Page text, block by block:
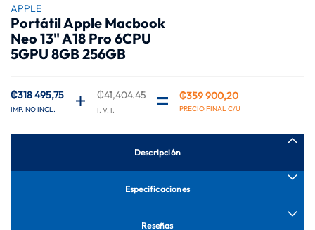
APPLE
Portátil Apple Macbook
Neo 13" A18 Pro 6CPU
5GPU 8GB 256GB
Precio
especial
₡359 900,20
₡41,404.45
₡318 495,75
comienzo
de
la
galería
Descripción
Especificaciones
Reseñas